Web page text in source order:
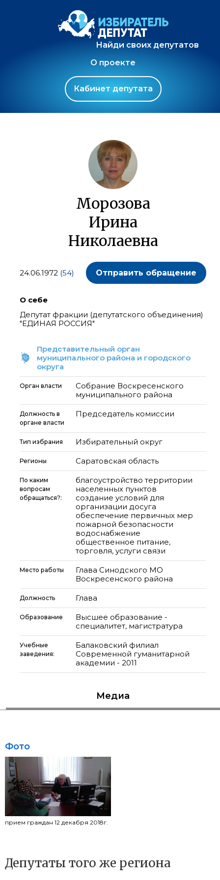
Найди своих депутатов
О проекте
Кабинет депутата
Морозова
Ирина
Николаевна
24.06.1972 (54) Отправить обращение
О себе
Депутат фракции (депутатского объединения)
"ЕДИНАЯ РОССИЯ"
Представительный орган
муниципального района и городского
округа
Орган власти
Собрание Воскресенского
муниципального района
Должность в
органе власти
Председатель комиссии
Тип избрания Избирательный округ
Регионы Саратовская область
По каким
вопросам
обращаться?:
благоустройство территории
населенных пунктов
создание условий для
организации досуга
обеспечение первичных мер
пожарной безопасности
водоснабжение
общественное питание,
торговля, услуги связи
Место работы
Глава Синодского МО
Воскресенского района
Должность Глава
Образование
Высшее образование -
специалитет, магистратура
Учебные
заведения:
Балаковский филиал
Современной гуманитарной
академии - 2011
Медиа
Фото
прием граждан 12 декабря 2018г.
Депутаты того же региона